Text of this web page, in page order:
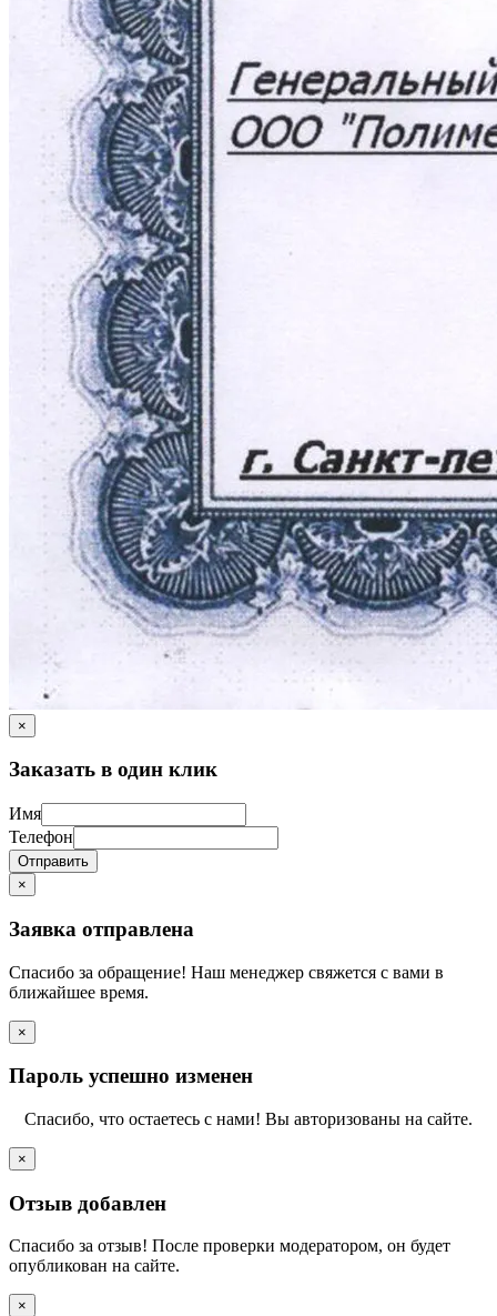
×
Заказать в один клик
Имя
Телефон
Отправить
×
Заявка отправлена
Спасибо за обращение! Наш менеджер свяжется с вами в
ближайшее время.
×
Пароль успешно изменен
Спасибо, что остаетесь с нами! Вы авторизованы на сайте.
×
Отзыв добавлен
Спасибо за отзыв! После проверки модератором, он будет
опубликован на сайте.
×